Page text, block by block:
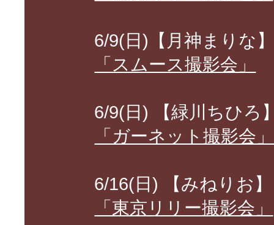
6/9(日)【月神まりな
「スムース撮影会」
6/9(日) 【緑川ちひろ
「ガーネット撮影会」
6/16(日) 【みねりお】
「東京リリー撮影会」